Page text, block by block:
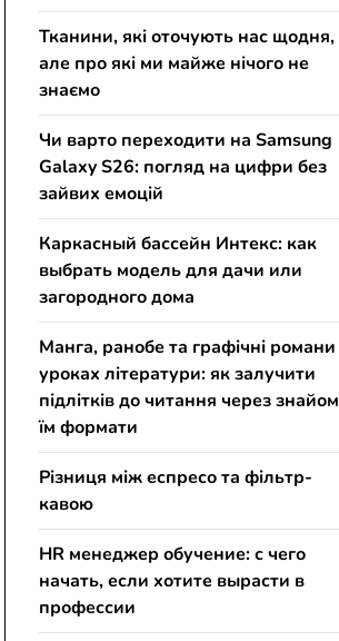
Тканини, які оточують нас щодня,
але про які ми майже нічого не
знаємо
Чи варто переходити на Samsung
Galaxy S26: погляд на цифри без
зайвих емоцій
Каркасный бассейн Интекс: как
выбрать модель для дачи или
загородного дома
Манга, ранобе та графічні
уроках літератури: як залучити
підлітків до читання через
їм формати
Різниця між еспресо та фільтр-
кавою
HR менеджер обучение: с чего
начать, если хотите вырасти в
профессии